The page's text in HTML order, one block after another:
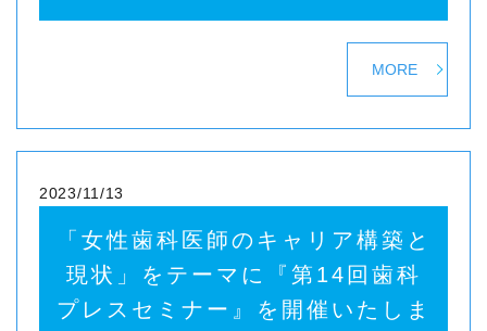
MORE
2023/11/13
「女性歯科医師のキャリア構築と
現状」をテーマに『第14回歯科
プレスセミナー』を開催いたしま